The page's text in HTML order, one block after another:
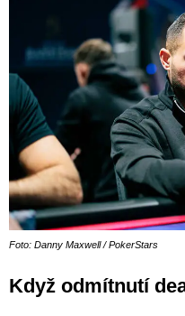
Foto: Danny Maxwell / PokerStars
Když odmítnutí